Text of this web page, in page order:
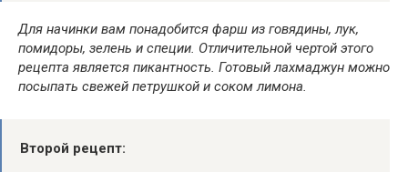
Для начинки вам понадобится фарш из говядины, лук,
помидоры, зелень и специи. Отличительной чертой этого
рецепта является пикантность. Готовый лахмаджун можно
посыпать свежей петрушкой и соком лимона.
Второй рецепт: